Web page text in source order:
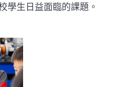
學生日益面臨的課題。